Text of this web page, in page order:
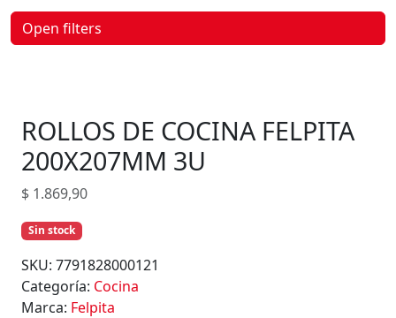
d
ROLLOS DE COCINA FELPITA
200X207MM 3U
$ 1.869,90
Sin stock
SKU: 7791828000121
Categoría: Cocina
Marca: Felpita
Open filters